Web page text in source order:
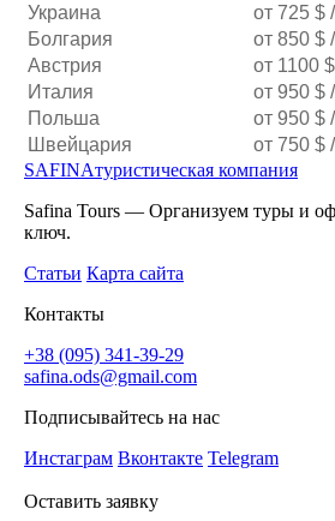
Украина
от 725 $
Болгария
от 850 $
Австрия
от 1100
Италия
от 950 $
Польша
от 950 $
Швейцария
от 750 $
SAFINAтуристическая компания
Safina Tours — Организуем туры и
ключ.
Статьи Карта сайта
Контакты
+38 (095) 341-39-29
safina.ods@gmail.com
Подписывайтесь на нас
Инстаграм Вконтакте Telegram
Оставить заявку